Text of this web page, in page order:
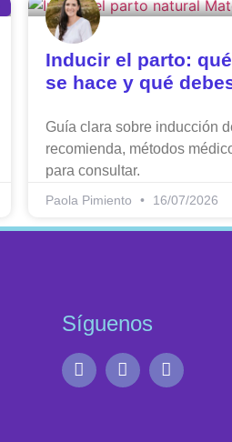
Inducir el parto:
se hace y qué
Guía clara sobre inducción
recomienda, métodos
para consultar.
Paola Pimiento 16/07/2026
Síguenos